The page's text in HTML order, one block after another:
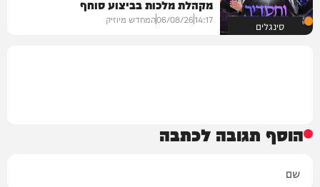
סינגלים
מקהלת מלכות בביצוע סוחף
14:17
06/08/26המחדש מיוזיק
הוסף תגובה לכתבה